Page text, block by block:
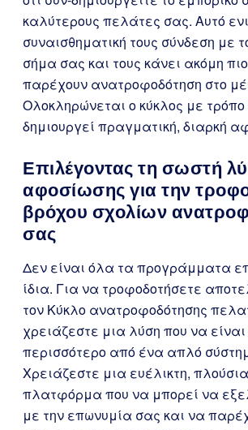
καλύτερους πελάτες σας. Αυτό
συναισθηματική τους σύνδεση με
σήμα σας και τους κάνει ακόμη
παρέχουν ανατροφοδότηση στο
Ολοκληρώνεται ο κύκλος με τρόπο
δημιουργεί πραγματική, διαρκή
Επιλέγοντας τη σωστή
αφοσίωσης για την
βρόχου σχολίων
σας
Δεν είναι όλα τα προγράμματα
ίδια. Για να τροφοδοτήσετε
τον Κύκλο ανατροφοδότησης
χρειάζεστε μια λύση που να είναι
περισσότερο από ένα απλό
Χρειάζεστε μια ευέλικτη,
πλατφόρμα που να μπορεί να
με την επωνυμία σας και να